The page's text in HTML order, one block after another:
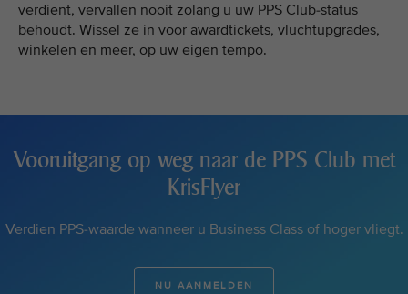
verdient, vervallen nooit zolang u uw PPS Club-status
behoudt. Wissel ze in voor awardtickets, vluchtupgrades,
winkelen en meer, op uw eigen tempo.
Vooruitgang op weg naar de PPS Club met
KrisFlyer
Verdien PPS-waarde wanneer u Business Class of hoger vliegt.
NU AANMELDEN